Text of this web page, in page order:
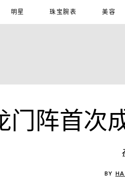
明星 珠宝腕表 美容
门阵首次
BY